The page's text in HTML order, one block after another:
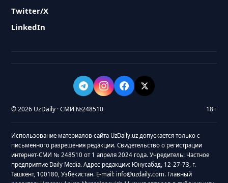
Twitter/X
LinkedIn
© 2026 UzDaily · СМИ №248510 18+
Использование материалов сайта UzDaily.uz допускается только с
письменного разрешения редакции. Свидетельство о регистрации
интернет-СМИ № 248510 от 1 апреля 2024 года. Учредитель: Частное
предприятие Daily Media. Адрес редакции: Юнусабад, 12-27-73, г.
Ташкент, 100180, Узбекистан. E-mail: info@uzdaily.com. Главный